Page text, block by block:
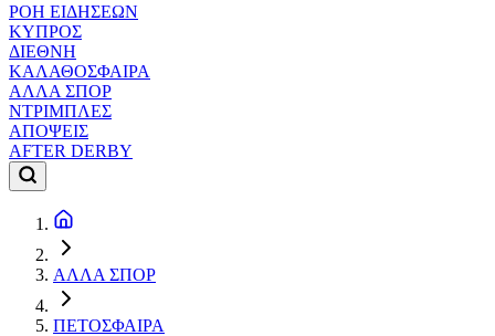
ΡΟΗ ΕΙΔΗΣΕΩΝ
ΚΥΠΡΟΣ
ΔΙΕΘΝΗ
ΚΑΛΑΘΟΣΦΑΙΡΑ
ΑΛΛΑ ΣΠΟΡ
ΝΤΡΙΜΠΛΕΣ
ΑΠΟΨΕΙΣ
AFTER DERBY
ΑΛΛΑ ΣΠΟΡ
ΠΕΤΟΣΦΑΙΡΑ